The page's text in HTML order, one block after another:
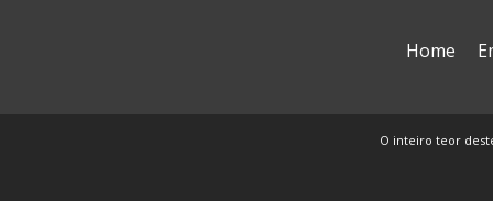
Home
O inteiro teor